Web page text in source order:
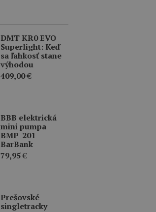
DMT KR0 EVO
Superlight: Keď
sa ľahkosť stane
výhodou
409,00€
BBB elektrická
mini pumpa
BMP-201
BarBank
79,95€
Prešovské
singletracky